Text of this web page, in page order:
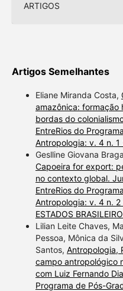
ARTIGOS
Artigos Semelhantes
Eliane Miranda Costa,
amazônica: formação
bordas do
EntreRios do
Antropologia: v. 4 n. 1
Geslline Giovana
Capoeira for export:
no contexto global.
EntreRios do
Antropologia: v. 4 n. 2
ESTADOS
Lilian Leite Chaves,
Pessoa, Mônica da
Santos, Antropologia,
campo antropológico
com Luiz Fernando
Programa de Pós-